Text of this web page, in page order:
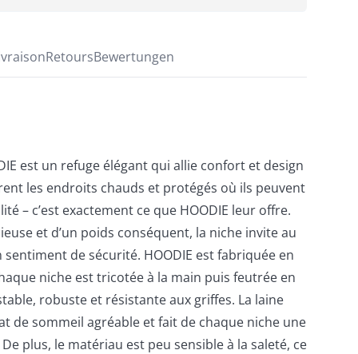
RetoursBewertungen
est un refuge élégant qui allie confort et design
les endroits chauds et protégés où ils peuvent
– c’est exactement ce que HOODIE leur offre.
et d’un poids conséquent, la niche invite au
de sécurité. HOODIE est fabriquée en
niche est tricotée à la main puis feutrée en
robuste et résistante aux griffes. La laine
de sommeil agréable et fait de chaque niche une
plus, le matériau est peu sensible à la saleté, ce